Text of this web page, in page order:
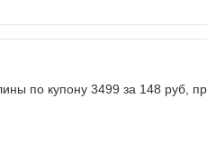
по купону 3499 за 148 руб,